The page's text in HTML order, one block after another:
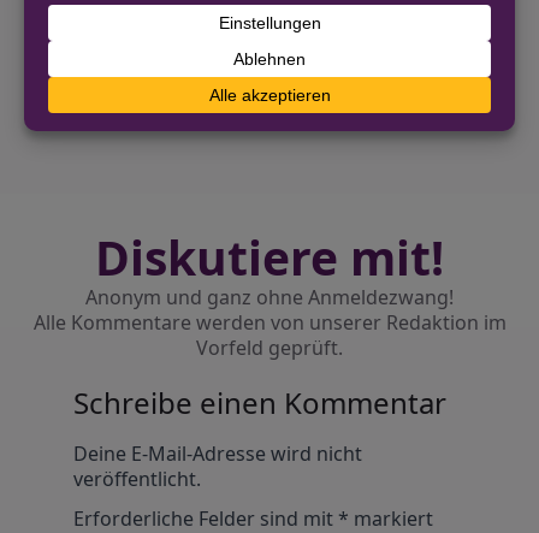
Bonner Hauptbahnhof
NÄCHSTER BEITRAG
Dülmen: E-Scooter-Fahrerin alkoholisiert
Diskutiere mit!
Anonym und ganz ohne Anmeldezwang!
Alle Kommentare werden von unserer Redaktion im
Vorfeld geprüft.
Schreibe einen Kommentar
Deine E-Mail-Adresse wird nicht
veröffentlicht.
Erforderliche Felder sind mit* markiert